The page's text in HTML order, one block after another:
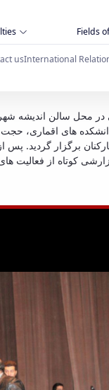
مراسم
گرامیداشتی در محل
های اقماری،
برگزار گردید.
کوتاه از فعالیت